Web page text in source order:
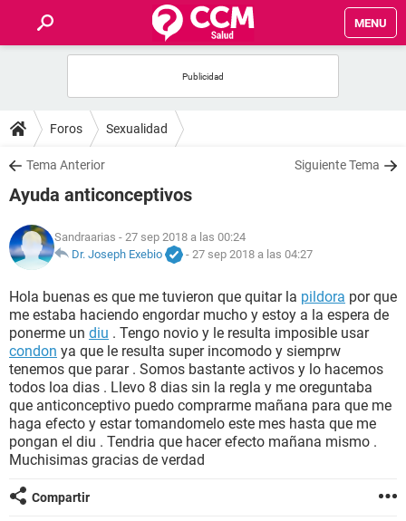
MENU
FOROS
SALUD
FAMILIA
NUTRICIÓN
BIENESTAR
SEXUALIDAD
GLOSARIO
Foros Sexualidad
Tema Anterior Siguiente Tema
Ayuda anticonceptivos
Sandraarias - 27 sep 2018 a las 00:24
Dr. Joseph Exebio
- 27 sep 2018 a las 04:27
Hola buenas es que me tuvieron que quitar la pildora por que
me estaba haciendo engordar mucho y estoy a la espera de
ponerme un diu . Tengo novio y le resulta imposible usar
condon ya que le resulta super incomodo y siemprw
tenemos que parar . Somos bastante activos y lo hacemos
todos loa dias . Llevo 8 dias sin la regla y me oreguntaba
que anticonceptivo puedo comprarme mañana para que me
haga efecto y estar tomandomelo este mes hasta que me
pongan el diu . Tendria que hacer efecto mañana mismo .
Muchisimas gracias de verdad
Compartir